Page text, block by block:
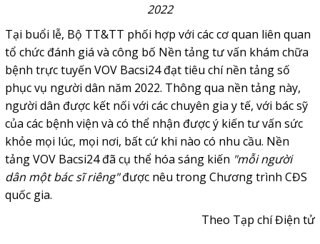
2022
Tại buổi lễ, Bộ TT&TT phối hợp với các cơ quan liên quan
tổ chức đánh giá và công bố Nền tảng tư vấn khám chữa
bệnh trực tuyến VOV Bacsi24 đạt tiêu chí nền tảng số
phục vụ người dân năm 2022. Thông qua nền tảng này,
người dân được kết nối với các chuyên gia y tế, với bác sỹ
của các bệnh viện và có thể nhận được ý kiến tư vấn sức
khỏe mọi lúc, mọi nơi, bất cứ khi nào có nhu cầu. Nền
tảng VOV Bacsi24 đã cụ thể hóa sáng kiến "mỗi người
dân một bác sĩ riêng" được nêu trong Chương trình CĐS
quốc gia.
Theo Tạp chí Điện tử